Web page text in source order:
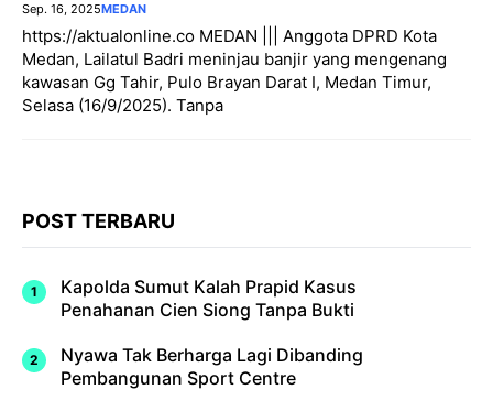
Sep. 16, 2025MEDAN
https://aktualonline.co MEDAN ||| Anggota DPRD Kota
Medan, Lailatul Badri meninjau banjir yang mengenang
kawasan Gg Tahir, Pulo Brayan Darat I, Medan Timur,
Selasa (16/9/2025). Tanpa
POST TERBARU
Kapolda Sumut Kalah Prapid Kasus
Penahanan Cien Siong Tanpa Bukti
Nyawa Tak Berharga Lagi Dibanding
Pembangunan Sport Centre